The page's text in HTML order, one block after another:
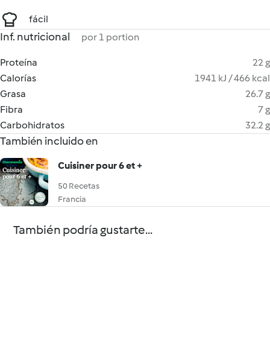
fácil
Inf. nutricional por 1 portion
Proteína
22 g
Calorías
1941 kJ / 466 kcal
Grasa
26.7 g
Fibra
7 g
Carbohidratos
32.2 g
También incluido en
Cuisiner pour 6 et +
50 Recetas
Francia
También podría gustarte...